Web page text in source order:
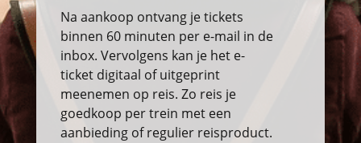
Na aankoop ontvang je tickets
binnen 60 minuten per e-mail in de
inbox. Vervolgens kan je het e-
ticket digitaal of uitgeprint
meenemen op reis. Zo reis je
goedkoop per trein met een
aanbieding of regulier reisproduct.